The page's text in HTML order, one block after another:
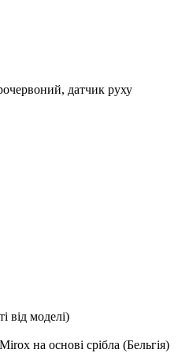
датчик руху
від моделі)
на основі срібла (Бельгія)